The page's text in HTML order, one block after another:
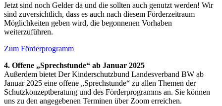
Jetzt sind noch Gelder da und die sollten auch genutzt werden! Wir
sind zuversichtlich, dass es auch nach diesem Förderzeitraum
Möglichkeiten geben wird, die begonnenen Vorhaben
weiterzuführen.
Zum Förderprogramm
4. Offene „Sprechstunde“ ab Januar 2025
Außerdem bietet Der Kinderschutzbund Landesverband BW ab
Januar 2025 eine offene „Sprechstunde“ zu allen Themen der
Schutzkonzeptberatung und des Förderprogramms an. Sie können
uns zu den angegebenen Terminen über Zoom erreichen.